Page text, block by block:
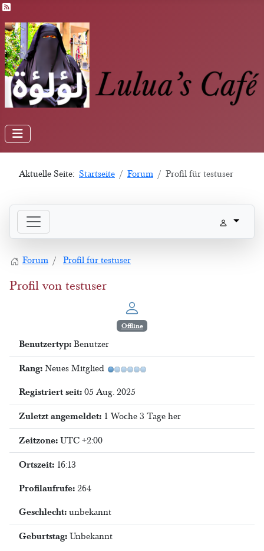
Aktuelle Seite: Startseite Forum Profil für testuser
Forum Profil für testuser
Profil von testuser
Offline
Benutzertyp: Benutzer
Rang: Neues Mitglied
Registriert seit: 05 Aug. 2025
Zuletzt angemeldet: 1 Woche 3 Tage her
Zeitzone: UTC +2:00
Ortszeit: 16:13
Profilaufrufe: 264
Geschlecht: unbekannt
Geburtstag: Unbekannt